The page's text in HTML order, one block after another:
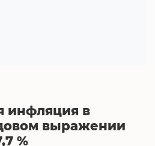
инфляция в
выражении
%